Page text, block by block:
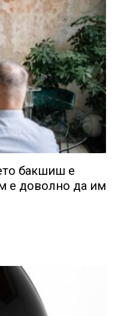
бакшиш е
е доволно да им